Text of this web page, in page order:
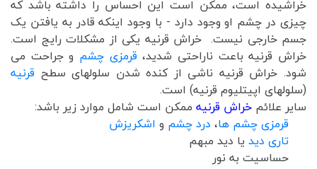
خراشیده است، ممکن است این احساس را داشته باشد که
چیزی در چشم او وجود دارد - با وجود اینکه قادر به یافتن یک
جسم خارجی نیست. خراش قرنیه یکی از مشکلات رایج است.
خراش قرنیه باعت ناراحتی شدید، قرمزی چشم و جراحت می
شود. خراش قرنیه ناشی از کنده شدن سلولهای سطح قرنیه
(سلولهای اپیتلیوم قرنیه) است.
سایر علائم خراش قرنیه ممکن است شامل موارد زیر باشد:
قرمزی چشم ها، درد چشم و اشکریزش
تاری دید یا دید مبهم
حساسیت به نور